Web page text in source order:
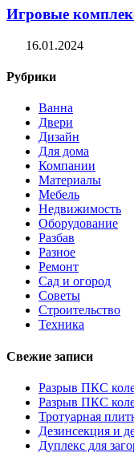
Игровые
16.01.2024
Рубрики
Ванна
Двери
Дизайн
Для дома
Компании
Материалы
Мебель
Недвижимость
Оборудование
Разбав
Разное
Ремонт
Сад и огород
Советы
Строительство
Техника
Свежие записи
Разрыв ПКС
Разрыв ПКС
Тротуарная
Дезинсекция и
Дуплекс для